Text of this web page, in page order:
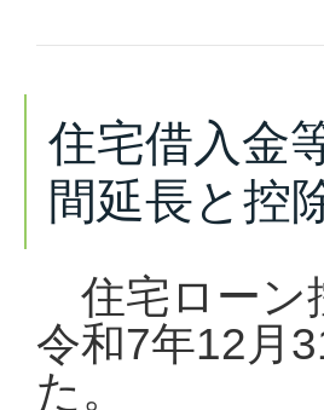
住宅借入金
間延長と控
住宅ローン
令和7年12月
た。